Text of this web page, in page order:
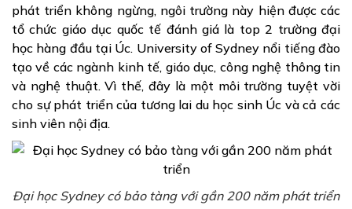
phát triển không ngừng, ngôi trường này hiện được các
tổ chức giáo dục quốc tế đánh giá là top 2 trường đại
học hàng đầu tại Úc. University of Sydney nổi tiếng đào
tạo về các ngành kinh tế, giáo dục, công nghệ thông tin
và nghệ thuật. Vì thế, đây là một môi trường tuyệt vời
cho sự phát triển của tương lai du học sinh Úc và cả các
sinh viên nội địa.
Đại học Sydney có bảo tàng với gần 200 năm phát triển